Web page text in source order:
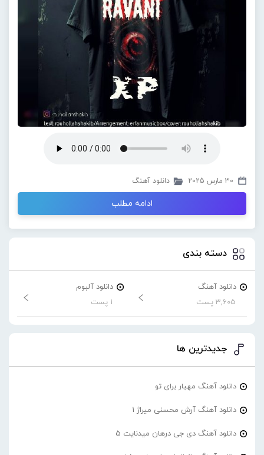
30 مارس 2025 دانلود آهنگ
ادامه مطلب
دسته بندی
دانلود آهنگ
3,605 پست
دانلود آلبوم
1 پست
جدیدترین ها
دانلود آهنگ مهیار برای تو
دانلود آهنگ آرش محسنی میراژ 1
دانلود آهنگ دی جی درهان میدنایت 5